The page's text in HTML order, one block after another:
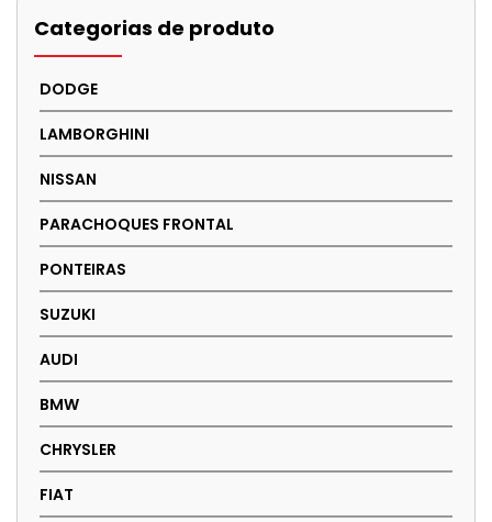
Categorias de produto
DODGE
LAMBORGHINI
NISSAN
PARACHOQUES FRONTAL
PONTEIRAS
SUZUKI
AUDI
BMW
CHRYSLER
FIAT